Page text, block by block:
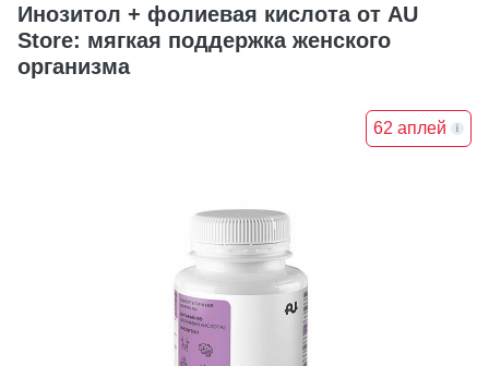
Инозитол + фолиевая кислота от AU
Store: мягкая поддержка женского
организма
62 аплей